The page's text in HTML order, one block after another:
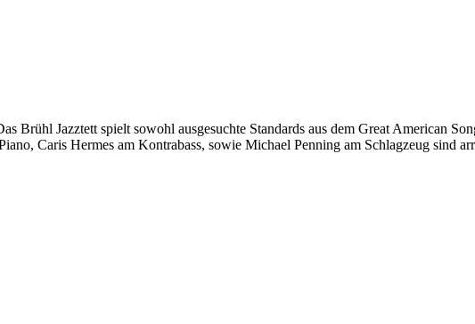
Brühl Jazztett spielt sowohl ausgesuchte Standards aus dem Great American
Caris Hermes am Kontrabass, sowie Michael Penning am Schlagzeug sind